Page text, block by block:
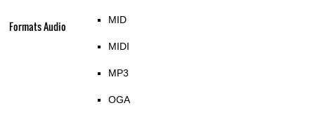
Formats Audio MID
MIDI
MP3
OGA